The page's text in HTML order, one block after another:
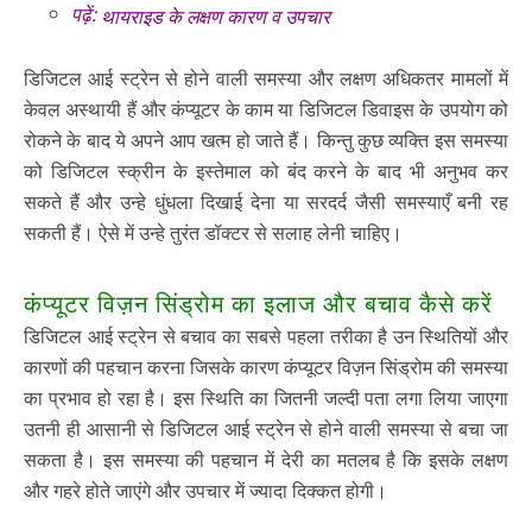
पढ़ें: थायराइड के लक्षण कारण व उपचार
डिजिटल आई स्ट्रेन से होने वाली समस्या और लक्षण अधिकतर मामलों में
केवल अस्थायी हैं और कंप्यूटर के काम या डिजिटल डिवाइस के उपयोग को
रोकने के बाद ये अपने आप खत्म हो जाते हैं। किन्तु कुछ व्यक्ति इस समस्या
को डिजिटल स्क्रीन के इस्तेमाल को बंद करने के बाद भी अनुभव कर
सकते हैं और उन्हे धुंधला दिखाई देना या सरदर्द जैसी समस्याएँ बनी रह
सकती हैं। ऐसे में उन्हे तुरंत डॉक्टर से सलाह लेनी चाहिए।
कंप्यूटर विज़न सिंड्रोम का इलाज और बचाव कैसे करें
डिजिटल आई स्ट्रेन से बचाव का सबसे पहला तरीका है उन स्थितियों और
कारणों की पहचान करना जिसके कारण कंप्यूटर विज़न सिंड्रोम की समस्या
का प्रभाव हो रहा है। इस स्थिति का जितनी जल्दी पता लगा लिया जाएगा
उतनी ही आसानी से डिजिटल आई स्ट्रेन से होने वाली समस्या से बचा जा
सकता है। इस समस्या की पहचान में देरी का मतलब है कि इसके लक्षण
और गहरे होते जाएंगे और उपचार में ज्यादा दिक्कत होगी।